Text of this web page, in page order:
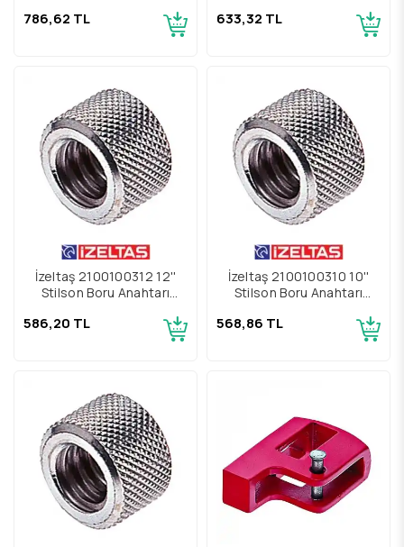
786,62 TL 633,32 TL
İzeltaş 2100100312 12''
Stilson Boru Anahtarı
586,20 TL
İzeltaş 2100100310 10''
Stilson Boru Anahtarı
568,86 TL